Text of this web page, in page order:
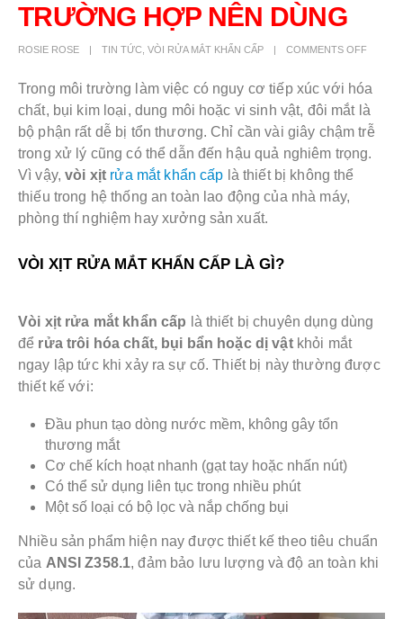
TRƯỜNG HỢP NÊN DÙNG
ROSIE ROSE TIN TỨC VÒI RỬA MẮT KHẨN CẤP COMMENTS OFF
Trong môi trường làm việc có nguy cơ tiếp xúc với hóa
chất, bụi kim loại, dung môi hoặc vi sinh vật, đôi mắt là
bộ phận rất dễ bị tổn thương. Chỉ cần vài giây chậm trễ
trong xử lý cũng có thể dẫn đến hậu quả nghiêm trọng.
Vì vậy,vòi xịt rửa mắt khẩn cấp là thiết bị không thể
thiếu trong hệ thống an toàn lao động của nhà máy,
phòng thí nghiệm hay xưởng sản xuất.
VÒI XỊT RỬA MẮT KHẨN CẤP LÀ GÌ?
Vòi xịt rửa mắt khẩn cấp là thiết bị chuyên dụng dùng
để rửa trôi hóa chất, bụi bẩn hoặc dị vậtkhỏi mắt
ngay lập tức khi xảy ra sự cố. Thiết bị này thường được
thiết kế với:
Đầu phun tạo dòng nước mềm, không gây tổn
thương mắt
Cơ chế kích hoạt nhanh (gạt tay hoặc nhấn nút)
Có thể sử dụng liên tục trong nhiều phút
Một số loại có bộ lọc và nắp chống bụi
Nhiều sản phẩm hiện nay được thiết kế theo tiêu chuẩn
của ANSI Z358.1, đảm bảo lưu lượng và độ an toàn khi
sử dụng.